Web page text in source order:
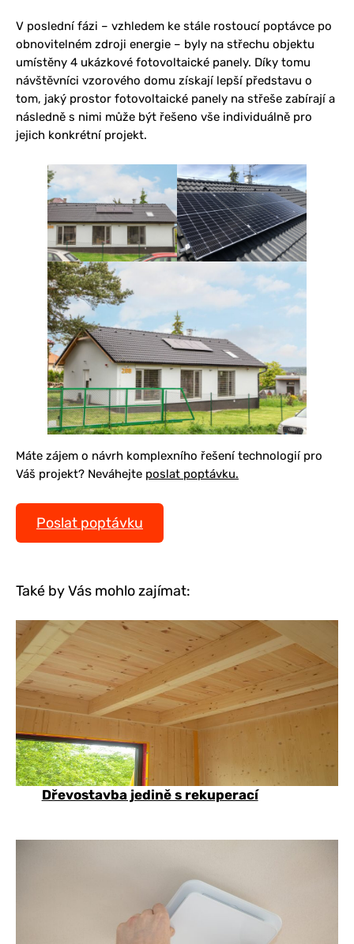
V poslední fázi – vzhledem ke stále rostoucí poptávce po
obnovitelném zdroji energie – byly na střechu objektu
umístěny 4 ukázkové fotovoltaické panely. Díky tomu
návštěvníci vzorového domu získají lepší představu o
tom, jaký prostor fotovoltaické panely na střeše zabírají a
následně s nimi může být řešeno vše individuálně pro
jejich konkrétní projekt.
Máte zájem o návrh komplexního řešení technologií pro
Váš projekt? Neváhejte poslat poptávku.
Poslat poptávku
Také by Vás mohlo zajímat:
Dřevostavba jedině s rekuperací